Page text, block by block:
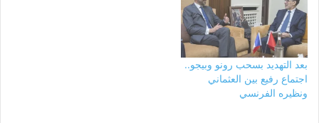
بعد التهديد بسحب رونو وبيجو..
اجتماع رفيع بين العثماني
ونظيره الفرنسي